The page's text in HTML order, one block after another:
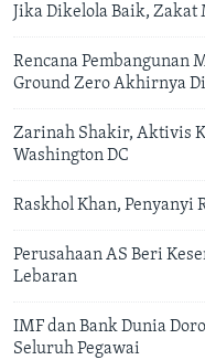
Jika Dikelola Baik,
Rencana Pembangunan
Ground Zero Akhirnya
Zarinah Shakir, Aktivis
Washington DC
Raskhol Khan, Penyanyi
Perusahaan AS Beri
Lebaran
IMF dan Bank Dunia
Seluruh Pegawai